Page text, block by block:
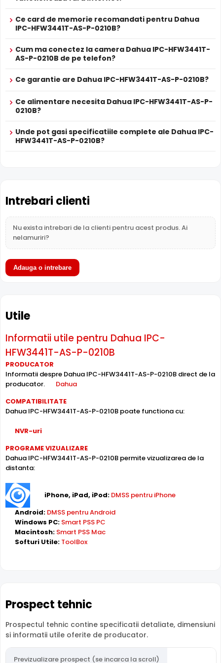
Dahua IPC-HFW3441T-AS-P-0210B este dotata cu functia
intensitatea iluminatorului in infrarosu in functie de
imaginii la distante mici.
verificarea evenimentelor si conversatiilor din zona
True WDR
FunctiaTRUE WDRoferita de senzorul de imagine al
camerei Dahua IPC-HFW3441T-AS-P-0210B, compenseaza
atat imaginea din prim plan, cat si imaginea de fundal, in
Intrari Audio
Camera Dahua IPC-HFW3441T-AS-P-0210B are intrari
supravegherea audio de la distanta, de pe PC sau chiar
telefonul mobil.
Alimentare PoE
Dahua IPC-HFW3441T-AS-P-0210B suporta alimentare
Power over Ethernet (PoE)
Inregistrare pe Card
microSDincorporat, permitand inregistrarea locala
direct pe camera. Utila ca backup sau pentru instalari
fara DVR/NVR.
Ce card de memorie recomandati pentru Dahua
IPC-HFW3441T-AS-P-0210B?
Cum ma conectez la camera Dahua IPC-HFW3441T-
AS-P-0210B de pe telefon?
Ce garantie are Dahua IPC-HFW3441T-AS-P-0210B?
Ce alimentare necesita Dahua IPC-HFW3441T-AS-P-
0210B?
Unde pot gasi specificatiile complete ale Dahua IPC-
HFW3441T-AS-P-0210B?
Intrebari clienti
Nu exista intrebari de la clienti pentru acest produs. Ai
nelamuriri?
Adauga o intrebare
Utile
Informatii utile pentru Dahua IPC-
HFW3441T-AS-P-0210B
PRODUCATOR
Informatii despre Dahua IPC-HFW3441T-AS-P-0210B direct de la
producator.
Dahua
COMPATIBILITATE
Dahua IPC-HFW3441T-AS-P-0210B poate functiona cu:
NVR-uri
PROGRAME VIZUALIZARE
Dahua IPC-HFW3441T-AS-P-0210B permite vizualizarea de la
distanta:
iPhone, iPad, iPod: DMSS pentru iPhone
Android: DMSS pentru Android
Windows PC: Smart PSS PC
Macintosh: Smart PSS Mac
Softuri Utile: ToolBox
Prospect tehnic
Prospectul tehnic contine specificatii detaliate, dimensiuni
si informatii utile oferite de producator.
Previzualizare prospect (se incarca la scroll)